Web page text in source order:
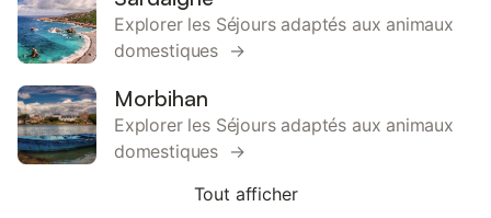
Explorer les Séjours adaptés aux animaux
domestiques →
Morbihan
Explorer les Séjours adaptés aux animaux
domestiques →
Tout afficher